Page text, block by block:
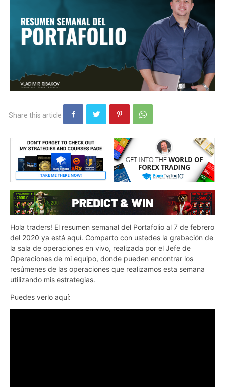
Hola traders! El resumen semanal del Portafolio al 7 de febrero
del 2020 ya está aquí. Comparto con ustedes la grabación de
la sala de operaciones en vivo, realizada por el Jefe de
Operaciones de mi equipo, donde pueden encontrar los
resúmenes de las operaciones que realizamos esta semana
utilizando mis estrategias.
Puedes verlo aquí: